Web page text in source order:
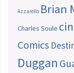
Azzarello Brian
Charles Soule
Comics
Duggan